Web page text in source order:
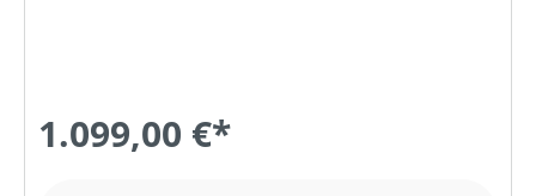
1.099,00 €*